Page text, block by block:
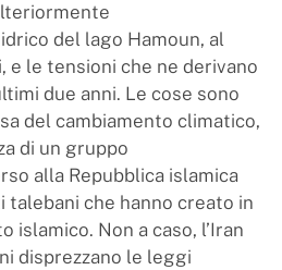
del lago Hamoun, al
e le tensioni che ne derivano
due anni. Le cose sono
del cambiamento climatico,
di un gruppo
alla Repubblica islamica
talebani che hanno creato in
islamico. Non a caso, l’Iran
disprezzano le leggi